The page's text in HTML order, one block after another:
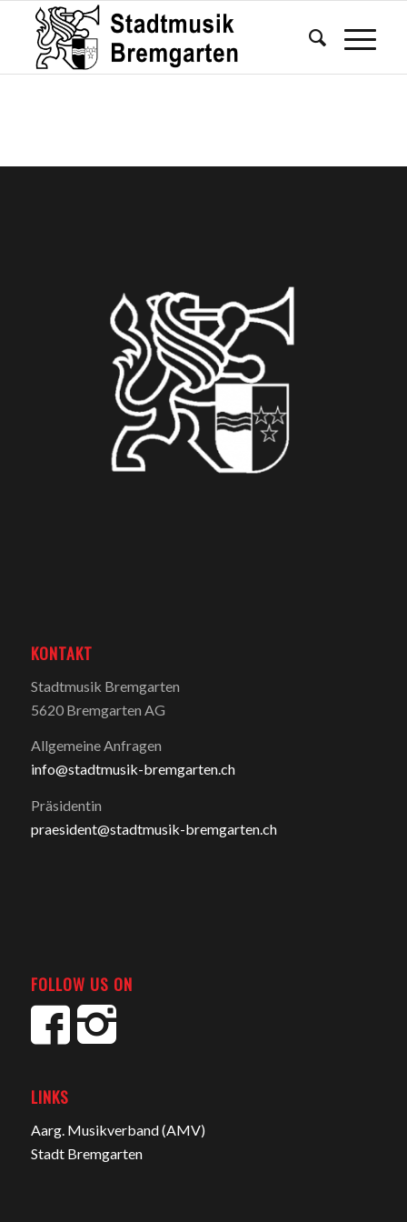
KONTAKT
Stadtmusik Bremgarten
5620 Bremgarten AG
Allgemeine Anfragen
info@stadtmusik-bremgarten.ch
Präsidentin
praesident@stadtmusik-bremgarten.ch
FOLLOW US ON
LINKS
Aarg. Musikverband (AMV)
Stadt Bremgarten